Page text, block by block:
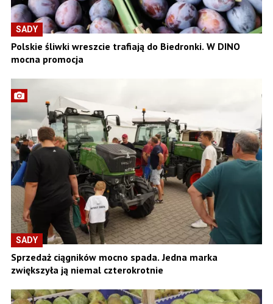
SADY
Polskie śliwki wreszcie trafiają do Biedronki. W DINO
mocna promocja
SADY
Sprzedaż ciągników mocno spada. Jedna marka
zwiększyła ją niemal czterokrotnie